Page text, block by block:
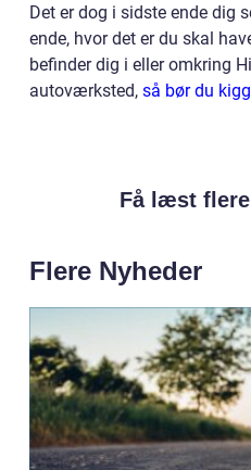
Det er dog i sidste ende dig
ende, hvor det er du skal
befinder dig i eller omkring
autoværksted, så bør du
Få læst
Flere Nyheder